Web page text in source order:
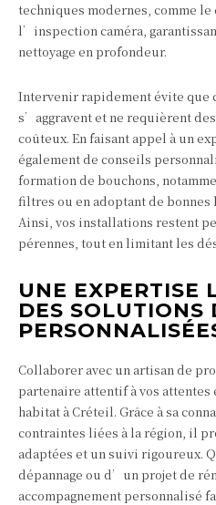
techniques modernes, comme
l’inspection caméra,
nettoyage en profondeur.
Intervenir rapidement évite que
s’aggravent et ne requièrent
coûteux. En faisant appel à un
également de conseils
formation de bouchons,
filtres ou en adoptant de
Ainsi, vos installations restent
pérennes, tout en limitant les
UNE EXPERTISE
DES SOLUTIONS
Collaborer avec un artisan de
partenaire attentif à vos
habitat à Créteil. Grâce à sa
contraintes liées à la région, il
adaptées et un suivi rigoureux.
dépannage ou d’un projet de
accompagnement personnalisé